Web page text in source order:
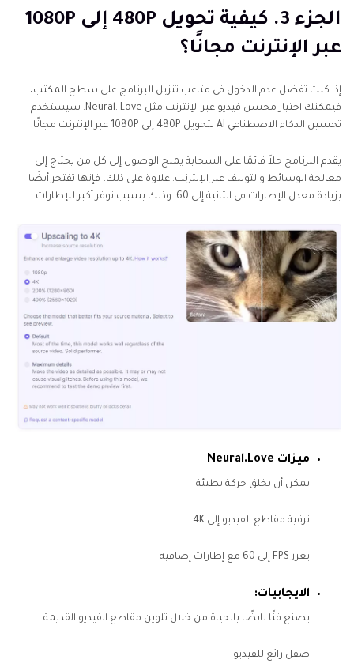
الجزء 3. كيفية تحويل 480P إلى 1080P
عبر الإنترنت مجانًا؟
إذا كنت تفضل عدم الدخول في متاعب تنزيل البرنامج على سطح المكتب،
فيمكنك اختيار محسن فيديو عبر الإنترنت مثل Neural. Love. سيستخدم
تحسين الذكاء الاصطناعي AI لتحويل 480P إلى 1080P عبر الإنترنت مجانًا.
يقدم البرنامج حلاً قائمًا على السحابة يمنح الوصول إلى كل من يحتاج إلى
معالجة الوسائط والتوليف عبر الإنترنت. علاوة على ذلك، فإنها تفتخر أيضًا
بزيادة معدل الإطارات في الثانية إلى 60. وذلك بسبب توفر أكبر للإطارات.
ميزات Neural.Love
يمكن أن يخلق حركة بطيئة
ترقية مقاطع الفيديو إلى 4K
يعزز FPS إلى 60 مع إطارات إضافية
الايجابيات:
يصنع فنًا نابضًا بالحياة من خلال تلوين مقاطع الفيديو القديمة
صقل رائع للفيديو